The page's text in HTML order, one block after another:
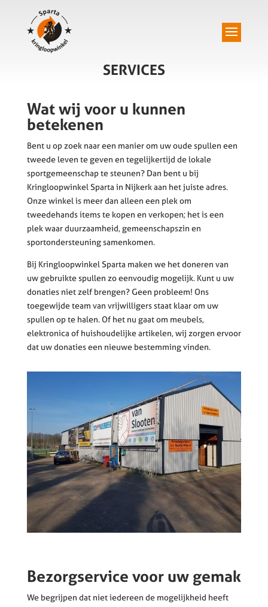
SERVICES
Wat wij voor u kunnen
betekenen
Bent u op zoek naar een manier om uw oude spullen een
tweede leven te geven en tegelijkertijd de lokale
sportgemeenschap te steunen? Dan bent u bij
Kringloopwinkel Sparta in Nijkerk aan het juiste adres.
Onze winkel is meer dan alleen een plek om
tweedehands items te kopen en verkopen; het is een
plek waar duurzaamheid, gemeenschapszin en
sportondersteuning samenkomen.
Bij Kringloopwinkel Sparta maken we het doneren van
uw gebruikte spullen zo eenvoudig mogelijk. Kunt u uw
donaties niet zelf brengen? Geen probleem! Ons
toegewijde team van vrijwilligers staat klaar om uw
spullen op te halen. Of het nu gaat om meubels,
elektronica of huishoudelijke artikelen, wij zorgen ervoor
dat uw donaties een nieuwe bestemming vinden.
Bezorgservice voor uw gemak
We begrijpen dat niet iedereen de mogelijkheid heeft